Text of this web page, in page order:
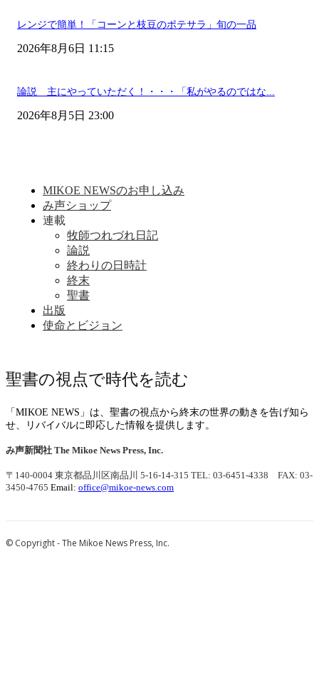
レンジで簡単！「コーンと枝豆のポテサラ」旬の一品
2026年8月6日 11:15
論説 主にやっていただく！・・・「私がやるのではな...
2026年8月5日 23:00
MIKOE NEWSのお申し込み
み声ショップ
連載
牧師つれづれ日記
論説
終わりの日時計
終末
聖書
出版
使命とビジョン
聖書の視点で時代を読む
「MIKOE NEWS」は、聖書の視点から終末の世界の動きを告げ知ら
せ、リバイバルに即応した情報を提供します。
み声新聞社 The Mikoe News Press, Inc.
〒140-0004 東京都品川区南品川 5-16-14-315 TEL: 03-6451-4338 FAX: 03-
3450-4765 Email: office@mikoe-news.com
© Copyright - The Mikoe News Press, Inc.